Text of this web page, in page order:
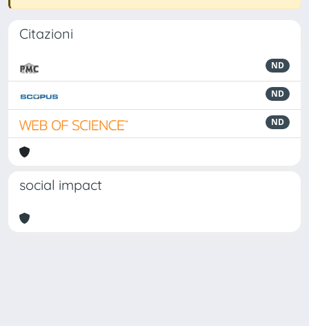
Citazioni
ND
ND
ND
social impact